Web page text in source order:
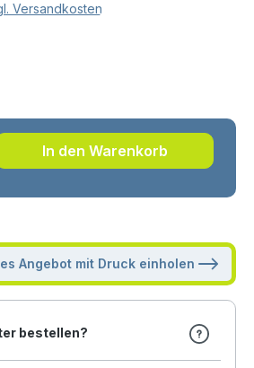
Versandkosten
Gib den
In den Warenkorb
Angebot mit Druck einholen
bestellen?